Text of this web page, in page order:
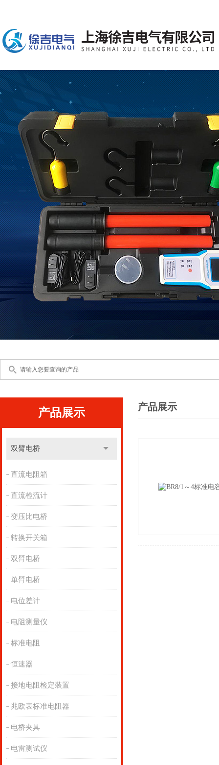
产品展示
双臂电桥
直流电阻箱
直流检流计
变压比电桥
转换开关箱
双臂电桥
单臂电桥
电位差计
电阻测量仪
标准电阻
恒速器
接地电阻检定装置
兆欧表标准电阻器
电桥夹具
电雷测试仪
产品展示